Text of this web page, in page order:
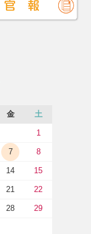
金 土
1
7 8
14 15
21 22
28 29